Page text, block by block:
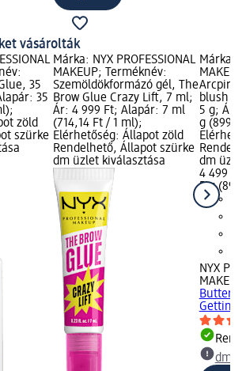
vásárolták
35
35
zöld
szürke
Márka: NYX PROFESSIONAL
MAKEUP; Terméknév:
Szemöldökformázó gél, The
Brow Glue Crazy Lift, 7 ml;
Ár: 4 999 Ft; Alapár: 7 ml
(714,14 Ft / 1 ml);
Elérhetőség: Állapot zöld
Rendelhető, Állapot szürke
dm üzlet kiválasztása
Márka:
blush –
5 g; Ár:
g
dm
4 499 Ft
5 g
NYX
MAKEUP
Gettin
dm